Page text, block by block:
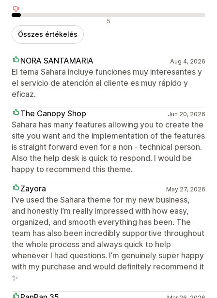
Negatív értékelések 5
Összes értékelés
NORA SANTAMARIA Aug 4, 2026
El tema Sahara incluye funciones muy interesantes y
el servicio de atención al cliente es muy rápido y
eficaz.
The Canopy Shop
Jun 20, 2026
Sahara has many features allowing you to create the
site you want and the implementation of the features
is straight forward even for a non - technical person.
Also the help desk is quick to respond. I would be
happy to recommend this theme.
Zayora
May 27, 2026
I’ve used the Sahara theme for my new business,
and honestly I’m really impressed with how easy,
organized, and smooth everything has been. The
team has also been incredibly supportive throughout
the whole process and always quick to help
whenever I had questions. I’m genuinely super happy
with my purchase and would definitely recommend it
✨